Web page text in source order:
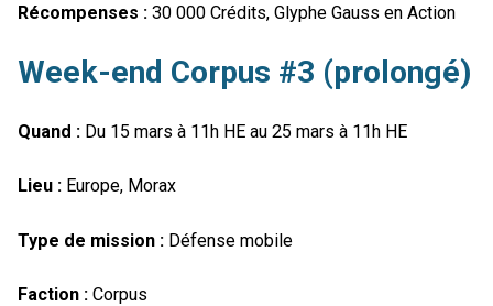
Récompenses : 30 000 Crédits, Glyphe Gauss en Action
Week-end Corpus #3 (prolongé)
Quand : Du 15 mars à 11h HE au 25 mars à 11h HE
Lieu : Europe, Morax
Type de mission : Défense mobile
Faction : Corpus